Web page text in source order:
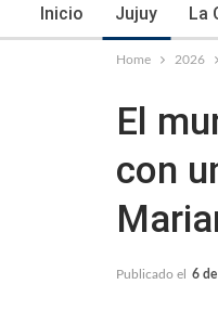
Inicio Jujuy La
Home 2026
El
con
Publicado el 6